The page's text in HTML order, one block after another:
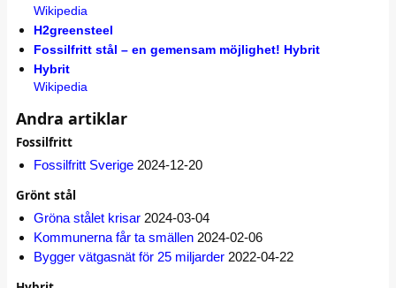
Wikipedia
H2greensteel
Fossilfritt stål – en gemensam möjlighet! Hybrit
Hybrit
Wikipedia
Andra artiklar
Fossilfritt
Fossilfritt Sverige 2024-12-20
Grönt stål
Gröna stålet krisar 2024-03-04
Kommunerna får ta smällen 2024-02-06
Bygger vätgasnät för 25 miljarder 2022-04-22